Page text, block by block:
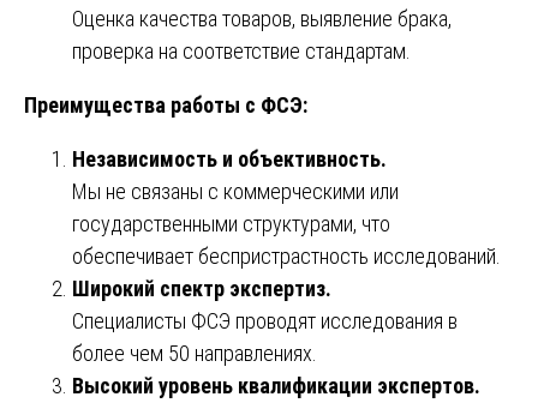
Оценка качества товаров, выявление брака,
проверка на соответствие стандартам.
Преимущества работы с ФСЭ:
Независимость и объективность.
Мы не связаны с коммерческими или
государственными структурами, что
обеспечивает беспристрастность исследований.
Широкий спектр экспертиз.
Специалисты ФСЭ проводят исследования в
более чем 50 направлениях.
Высокий уровень квалификации экспертов.